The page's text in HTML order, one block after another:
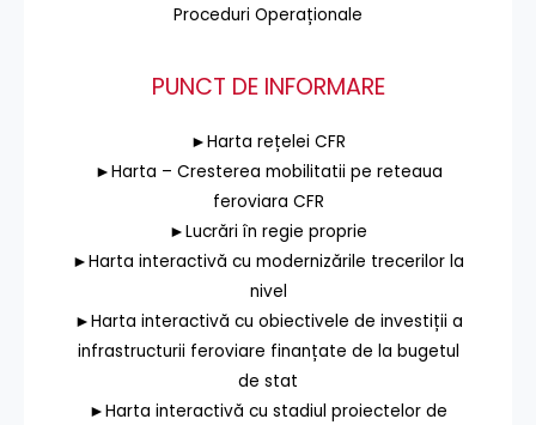
Proceduri Operaționale
PUNCT DE INFORMARE
►Harta rețelei CFR
►Harta – Cresterea mobilitatii pe reteaua
feroviara CFR
►Lucrări în regie proprie
►Harta interactivă cu modernizările trecerilor la
nivel
►Harta interactivă cu obiectivele de investiții a
infrastructurii feroviare finanțate de la bugetul
de stat
►Harta interactivă cu stadiul proiectelor de